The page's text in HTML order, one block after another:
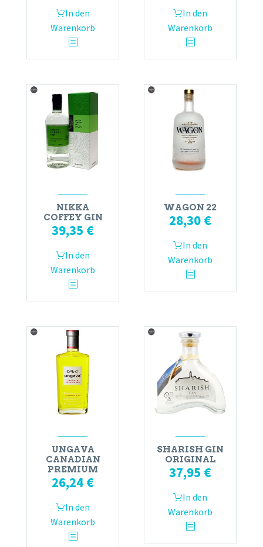
In den
Warenkorb
In den
Warenkorb
NIKKA
COFFEY GIN
39,35 €
In den
Warenkorb
WAGON 22
28,30 €
In den
Warenkorb
UNGAVA
CANADIAN
PREMIUM
26,24 €
In den
Warenkorb
SHARISH GIN
ORIGINAL
37,95 €
In den
Warenkorb